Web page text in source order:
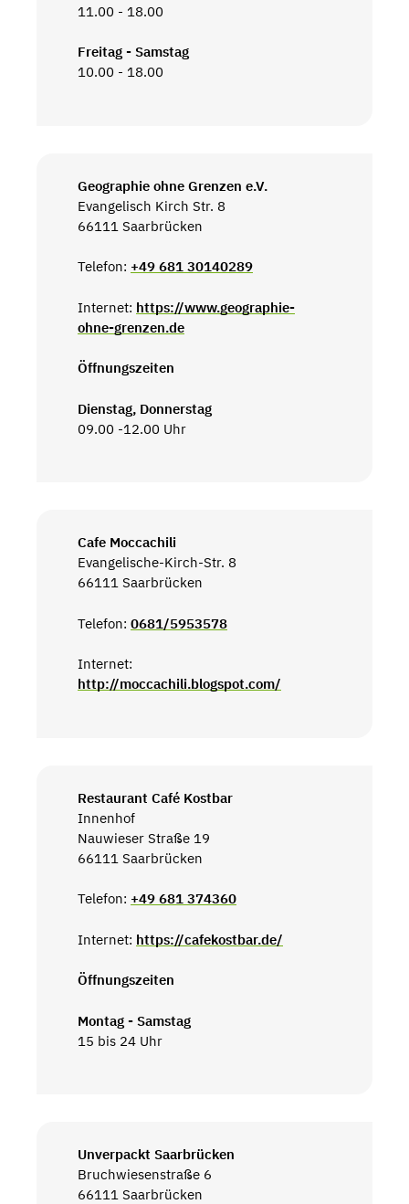
11.00 - 18.00
Freitag - Samstag
10.00 - 18.00
Geographie ohne Grenzen e.V.
Evangelisch Kirch Str. 8
66111 Saarbrücken
Telefon: +49 681 30140289
Internet: https://www.geographie-
ohne-grenzen.de
Öffnungszeiten
Dienstag, Donnerstag
09.00 -12.00 Uhr
Cafe Moccachili
Evangelische-Kirch-Str. 8
66111 Saarbrücken
Telefon: 0681/5953578
Internet:
http://moccachili.blogspot.com/
Restaurant Café Kostbar
Innenhof
Nauwieser Straße 19
66111 Saarbrücken
Telefon: +49 681 374360
Internet: https://cafekostbar.de/
Öffnungszeiten
Montag - Samstag
15 bis 24 Uhr
Unverpackt Saarbrücken
Bruchwiesenstraße 6
66111 Saarbrücken